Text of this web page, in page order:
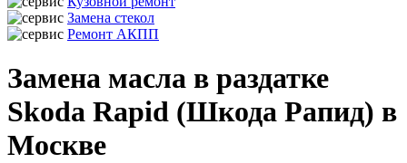
Замена стекол
Ремонт АКПП
Замена масла в раздатке
Skoda Rapid (Шкода Рапид) в
Москве